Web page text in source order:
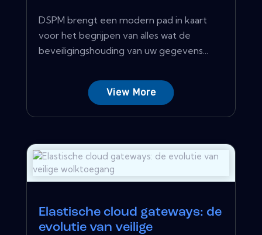
DSPM brengt een modern pad in kaart
voor het begrijpen van alles wat de
beveiligingshouding van uw gegevens...
View More
Elastische cloud gateways: de
evolutie van veilige